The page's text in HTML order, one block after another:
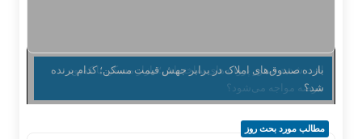
بازده صندوق‌های املاک در برابر جهش قیمت مسکن؛ کدام برنده
شد؟
مطالب مورد بحث روز